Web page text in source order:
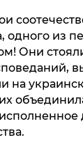
из
Они
на